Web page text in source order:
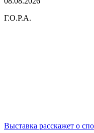
Г.О.Р.А.
Выставка расскажет о